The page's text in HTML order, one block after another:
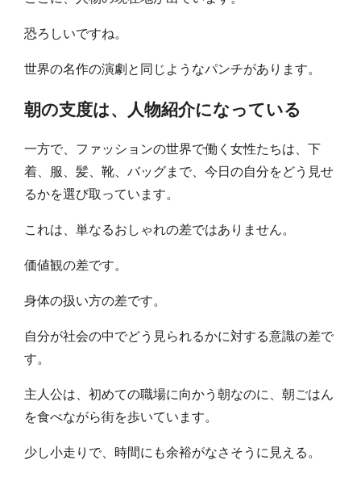
恐ろしいですね。
世界の名作の演劇と同じようなパンチがあります。
朝の支度は、人物紹介になっている
一方で、ファッションの世界で働く女性たちは、下
着、服、髪、靴、バッグまで、今日の自分をどう見せ
るかを選び取っています。
これは、単なるおしゃれの差ではありません。
価値観の差です。
身体の扱い方の差です。
自分が社会の中でどう見られるかに対する意識の差で
す。
主人公は、初めての職場に向かう朝なのに、朝ごはん
を食べながら街を歩いています。
少し小走りで、時間にも余裕がなさそうに見える。